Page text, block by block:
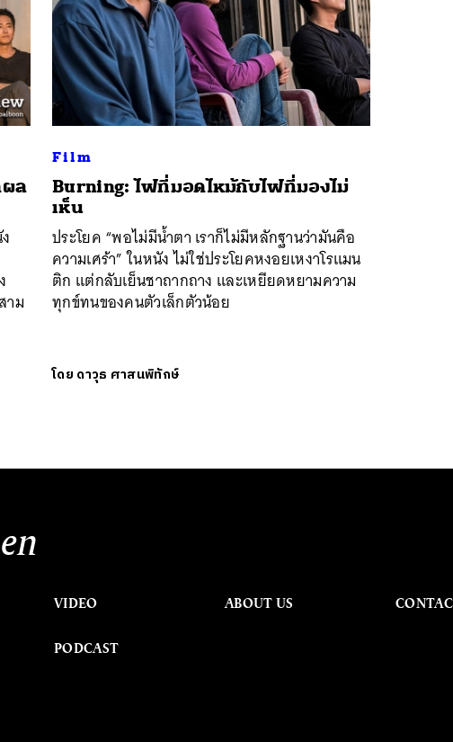
ผล
าม
Film
Burning: ไฟที่มอดไหม้กับไฟที่มองไม่
เห็น
ประโยค “พอไม่มีน้ำตา เราก็ไม่มีหลักฐานว่ามันคือ
ความเศร้า” ในหนัง ไม่ใช่ประโยคหงอยเหงาโรแมน
ติก แต่กลับเย็นชาถากถาง และเหยียดหยามความ
ทุกข์ทนของคนตัวเล็กตัวน้อย
โดย ดาวุธ ศาสนพิทักษ์
VIDEO
PODCAST
ABOUT US
SHARE TWEET LINE EMAIL